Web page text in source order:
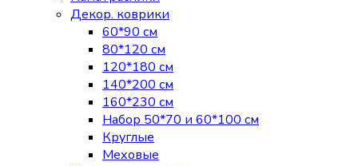
Декор. коврики
60*90 см
80*120 см
120*180 см
140*200 см
160*230 см
Набор 50*70 и 60*100 см
Круглые
Меховые